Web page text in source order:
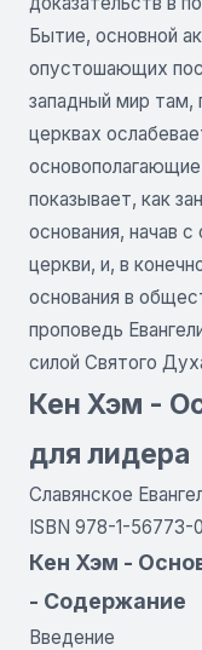
Бытие, основной
опустошающих
западный мир там,
церквах
показывает, как
основания, начав
церкви, и, в
основания в
проповедь
силой Святого
Кен Хэм -
для лидера
Славянское
ISBN 978-1-56773-
Кен Хэм -
- Содержание
Введение